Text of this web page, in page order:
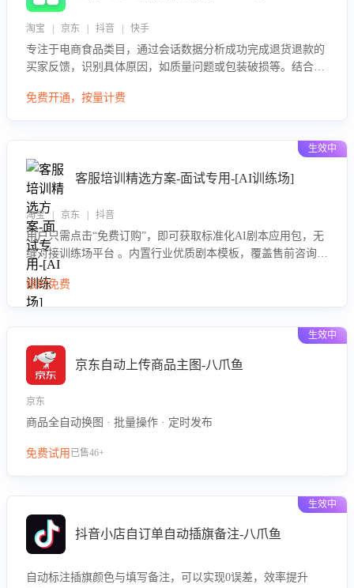
淘宝 | 京东 | 抖音 | 快手
专注于电商食品类目，通过会话数据分析成功完成退货退款的
买家反馈，识别具体原因，如质量问题或包装破损等。结合AI
低退款率，提升售后效率。
免费开通，按量计费
生效中
客服培训精选方案-面试专用-[AI训练场]
淘宝 | 京东 | 抖音
用户只需点击“免费订购”，即可获取标准化AI剧本应用包，无
缝对接训练场平台 。内置行业优质剧本模板，覆盖售前咨询、
售后处理等全场景，消除复杂部署流程，节省90%的初始化时
间，助力企业快速启动智能客服训练
限时免费
生效中
京东自动上传商品主图-八爪鱼
京东
商品全自动换图 · 批量操作 · 定时发布
免费试用 已售46+
生效中
抖音小店自订单自动插旗备注-八爪鱼
自动标注插旗颜色与填写备注，可以实现0误差，效率提升